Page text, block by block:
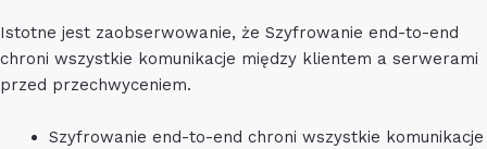
Istotne jest zaobserwowanie, że Szyfrowanie end-to-end
chroni wszystkie komunikacje między klientem a serwerami
przed przechwyceniem.
Szyfrowanie end-to-end chroni wszystkie komunikacje